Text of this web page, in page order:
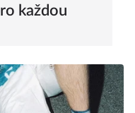
každou